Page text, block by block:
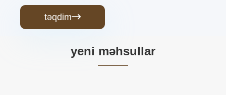
təqdim
yeni məhsullar